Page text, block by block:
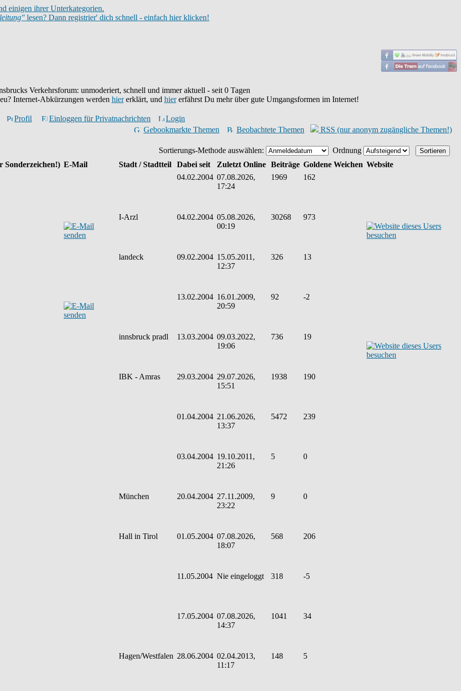
einigen ihrer Unterkategorien.
lesen? Dann registrier' dich schnell - einfach hier klicken!
Verkehrsforum: unmoderiert, schnell und immer aktuell - seit 0 Tagen
Internet-Abkürzungen werden hiererklärt, und hiererfährst Du mehr über gute Umgangsformen im Internet!
Profil Einloggen für Privatnachrichten
Login
Gebookmarkte Themen
Beobachtete Themen RSS (nur anonym zugängliche Themen!)
Sortierungs-Methode auswählen:
Ordnung
Sonderzeichen!) E-Mail Stadt / Stadtteil Dabei seit Zuletzt Online Beiträge Goldene Weichen Website
04.02.2004 07.08.2026,
17:24
1969 162
I-Arzl 04.02.2004 05.08.2026,
00:19
30268 973
landeck 09.02.2004 15.05.2011,
12:37
326 13
13.02.2004 16.01.2009,
20:59
92 -2
innsbruck pradl 13.03.2004 09.03.2022,
19:06
736 19
IBK - Amras 29.03.2004 29.07.2026,
15:51
1938 190
01.04.2004 21.06.2026,
13:37
5472 239
03.04.2004 19.10.2011,
21:26
5 0
München 20.04.2004 27.11.2009,
23:22
9 0
Hall in Tirol 01.05.2004 07.08.2026,
18:07
568 206
11.05.2004 Nie eingeloggt 318 -5
17.05.2004 07.08.2026,
14:37
1041 34
Hagen/Westfalen 28.06.2004 02.04.2013,
11:17
148 5